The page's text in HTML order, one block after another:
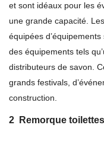
et sont idéaux pour les
une grande capacité.
équipées
des équipements tels
distributeurs de savon.
grands festivals,
construction.
2 Remorque